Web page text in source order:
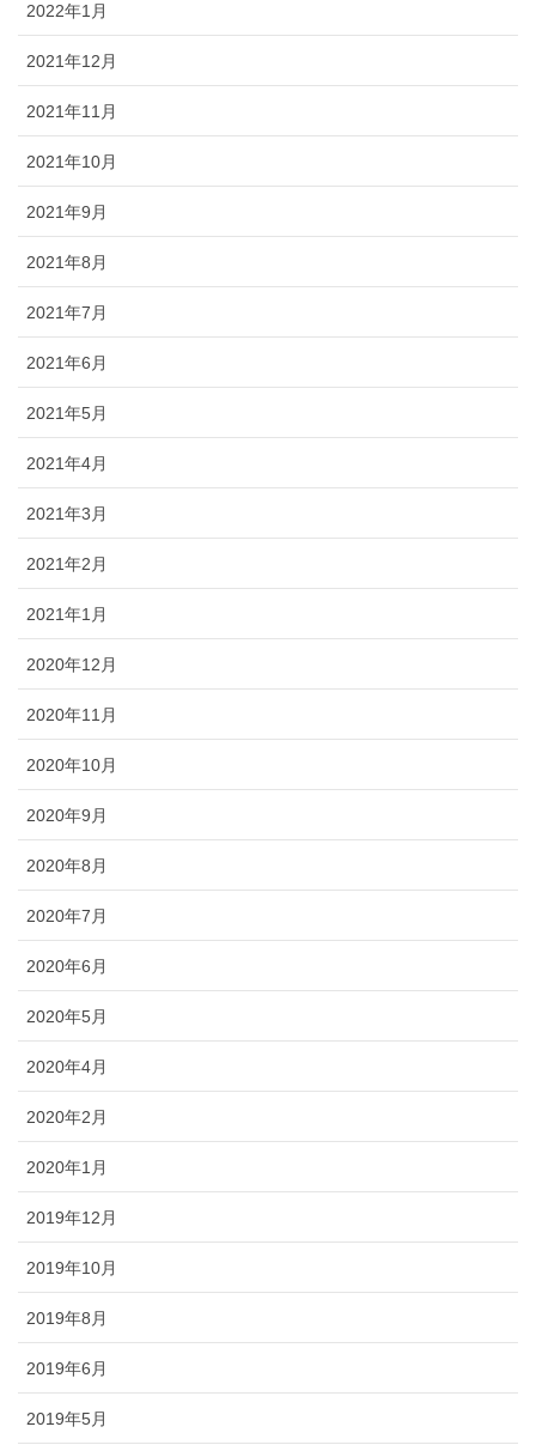
2022年1月
2021年12月
2021年11月
2021年10月
2021年9月
2021年8月
2021年7月
2021年6月
2021年5月
2021年4月
2021年3月
2021年2月
2021年1月
2020年12月
2020年11月
2020年10月
2020年9月
2020年8月
2020年7月
2020年6月
2020年5月
2020年4月
2020年2月
2020年1月
2019年12月
2019年10月
2019年8月
2019年6月
2019年5月